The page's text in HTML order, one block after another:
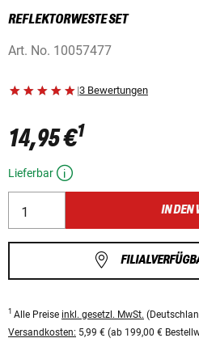
REFLEKTORWESTE SET
Art. No. 10057477
|3 Bewertungen
14,95 €1
Lieferbar
IN DEN
1 Alle Preise inkl. gesetzl. MwSt.
Versandkosten: 5,99 € (ab 199,00 €